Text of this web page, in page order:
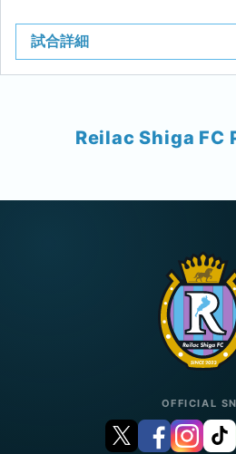
試合詳細
Reilac Shiga FC
OFFICIAL